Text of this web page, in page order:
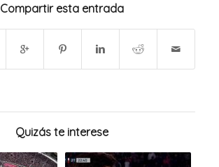
Compartir esta entrada
Quizás te interese